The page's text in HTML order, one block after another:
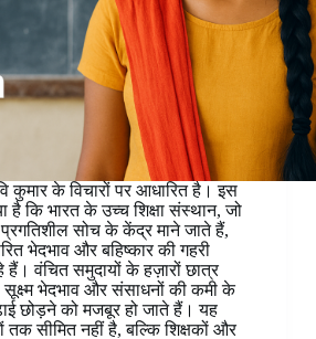
कुमार के विचारों पर आधारित है। इस
है कि भारत के उच्च शिक्षा संस्थान, जो
सोच के केंद्र माने जाते हैं,
भेदभाव और बहिष्कार की गहरी
वंचित समुदायों के हज़ारों छात्र
सूक्ष्म भेदभाव और संसाधनों की कमी के
छोड़ने को मजबूर हो जाते हैं। यह
तक सीमित नहीं है, बल्कि शिक्षकों और